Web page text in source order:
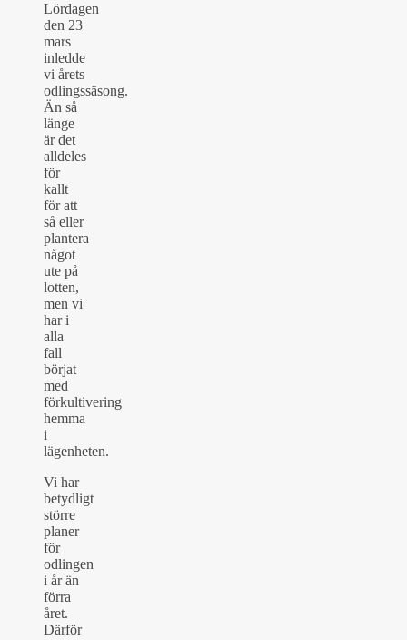
Lördagen
den 23
mars
inledde
vi årets
odlingssäsong.
Än så
länge
är det
alldeles
för
kallt
för att
så eller
plantera
något
ute på
lotten,
men vi
har i
alla
fall
börjat
med
förkultivering
hemma
i
lägenheten.
Vi har
betydligt
större
planer
för
odlingen
i år än
förra
året.
Därför